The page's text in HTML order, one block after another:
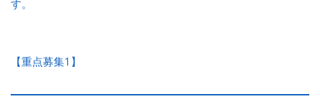
す。
【重点募集1】